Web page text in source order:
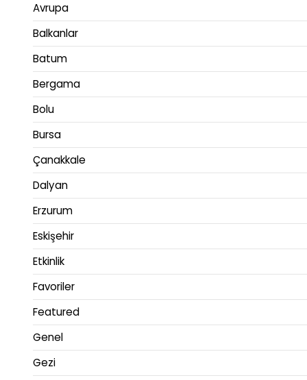
Avrupa
Balkanlar
Batum
Bergama
Bolu
Bursa
Çanakkale
Dalyan
Erzurum
Eskişehir
Etkinlik
Favoriler
Featured
Genel
Gezi